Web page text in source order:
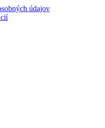
údajov